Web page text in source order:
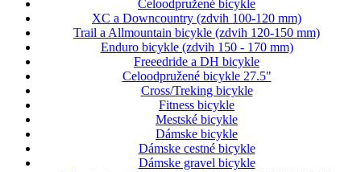
Celoodpružené bicykle
XC a Downcountry (zdvih 100-120 mm)
Trail a Allmountain bicykle (zdvih 120-150 mm)
Enduro bicykle (zdvih 150 - 170 mm)
Freeedride a DH bicykle
Celoodpružené bicykle 27.5"
Cross/Treking bicykle
Fitness bicykle
Mestské bicykle
Dámske bicykle
Dámske cestné bicykle
Dámske gravel bicykle